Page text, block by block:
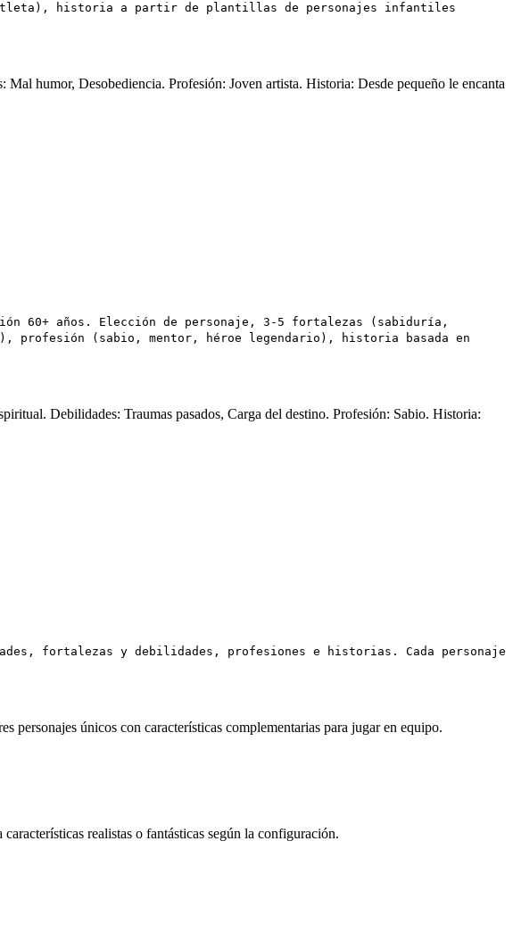
historia a partir de plantillas de personajes infantiles
humor, Desobediencia. Profesión: Joven artista. Historia: Desde pequeño le encanta
60+ años. Elección de personaje, 3-5 fortalezas (sabiduría,
profesión (sabio, mentor, héroe legendario), historia basada en
Debilidades: Traumas pasados, Carga del destino. Profesión: Sabio. Historia:
fortalezas y debilidades, profesiones e historias. Cada personaje
personajes únicos con características complementarias para jugar en equipo.
realistas o fantásticas según la configuración.